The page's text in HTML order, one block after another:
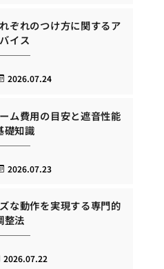
ぞれのつけ方に関するア
イス
2026.07.24
ム費用の目安と遮音性能
礎知識
2026.07.23
な動作を実現する専門的
整法
2026.07.22